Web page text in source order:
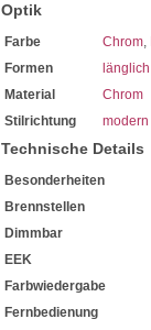
Optik
Farbe Chrom,
Formen
länglich
Material
Chrom
Stilrichtung
modern
Technische Details
Besonderheiten
Brennstellen
Dimmbar
EEK
Farbwiedergabe
Fernbedienung